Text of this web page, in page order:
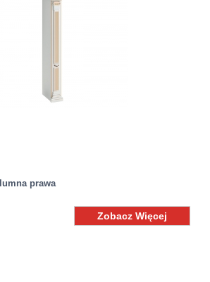
prawa
Zobacz Więcej